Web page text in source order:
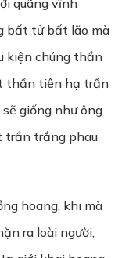
quãng vĩnh
bất tử bất lão mà
kiện chúng thần
thần tiên hạ trần
giống như ông
trần trắng phau
hoang, khi mà
ra loài người,